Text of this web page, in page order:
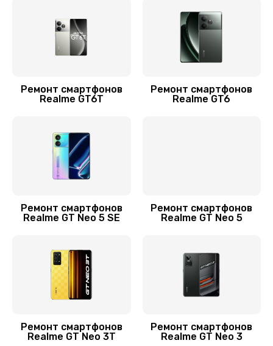
Замена разъема питания
Замена шлейфа
Заказать
Ремонт корпусных элементов
750 руб.
Ремонт смартфонов
Realme GT6T
Ремонт смартфонов
Realme GT6
Ремонт смартфонов
Realme GT Neo 5 SE
Ремонт смартфонов
Realme GT Neo 5
Ремонт смартфонов
Realme GT Neo 3T
Ремонт смартфонов
Realme GT Neo 3